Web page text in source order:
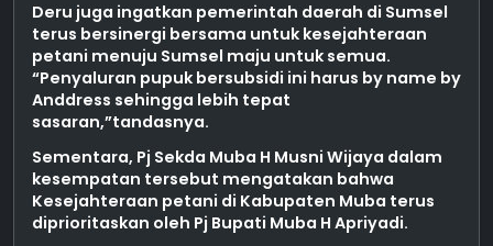
Deru juga ingatkan pemerintah daerah di Sumsel
terus bersinergi bersama untuk kesejahteraan
petani menuju Sumsel maju untuk semua.
“Penyaluran pupuk bersubsidi ini harus by name by
Anddress sehingga lebih tepat
sasaran,”tandasnya.
Sementara, Pj Sekda Muba H Musni Wijaya dalam
kesempatan tersebut mengatakan bahwa
Kesejahteraan petani di Kabupaten Muba terus
diprioritaskan oleh Pj Bupati Muba H Apriyadi.